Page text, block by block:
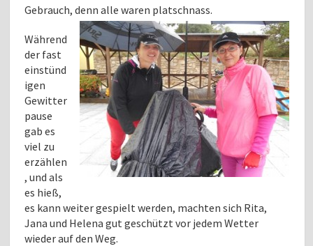
Gebrauch, denn alle waren platschnass.
Während
der fast
einstünd
igen
Gewitter
pause
gab es
viel zu
erzählen
, und als
es hieß,
es kann weiter gespielt werden, machten sich Rita,
Jana und Helena gut geschützt vor jedem Wetter
wieder auf den Weg.